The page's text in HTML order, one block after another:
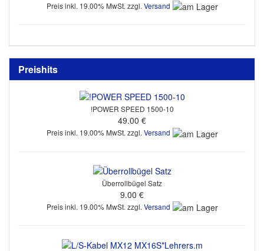
Preis inkl. 19.00% MwSt. zzgl. Versand
Preishits
!POWER SPEED 1500-10
49.00 €
Preis inkl. 19.00% MwSt. zzgl.Versand
Überrollbügel Satz
9.00 €
Preis inkl. 19.00% MwSt. zzgl. Versand